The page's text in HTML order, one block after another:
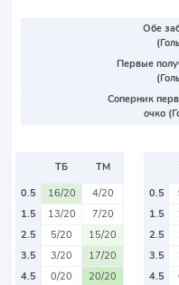
Обе
Первые
Соперник
очко
ТБ
ТМ
0.5
16/20
4/20
1.5
13/20
7/20
2.5
5/20
15/20
3.5
3/20
17/20
4.5
0/20 20/20
0.5
1.5
2.5
3.5
4.5